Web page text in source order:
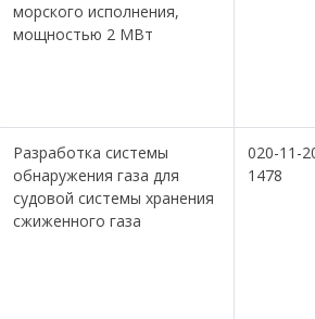
морского исполнения,
мощностью 2 МВт
Разработка системы
обнаружения газа для
судовой системы хранения
сжиженного газа
020-11-
1478